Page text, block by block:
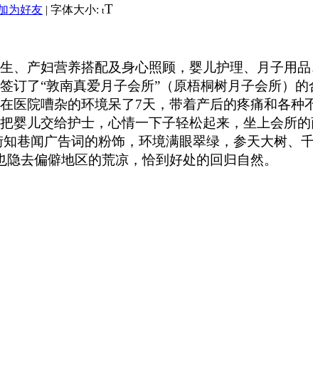
为好友 | 字体大小: tT
、产妇营养搭配及身心照顾，婴儿护理、月子用
订了“敦南真爱月子会所”（原梧桐树月子会所）的
医院嘈杂的环境呆了7天，带着产后的疼痛和各种
儿交给护士，心情一下子轻松起来，坐上会所的
巷闻广告词的粉饰，环境满眼翠绿，参天大树、
隐去偏僻地区的荒凉，恰到好处的回归自然。